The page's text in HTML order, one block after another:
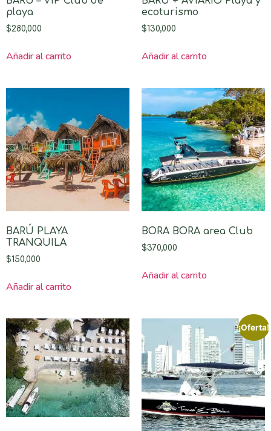
playa
$280,000
Añadir al carrito
ecoturismo
$130,000
Añadir al carrito
BARÚ PLAYA
TRANQUILA
$150,000
Añadir al carrito
BORA BORA area Club
$370,000
Añadir al carrito
¡Oferta!